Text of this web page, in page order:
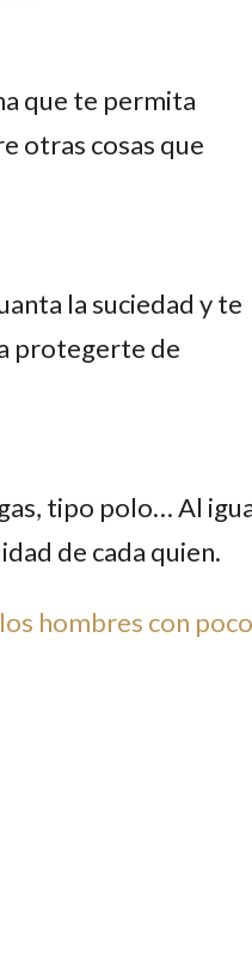
que te permita
otras cosas que
la suciedad y te
protegerte de
tipo polo… Al
de cada quien.
hombres con poco